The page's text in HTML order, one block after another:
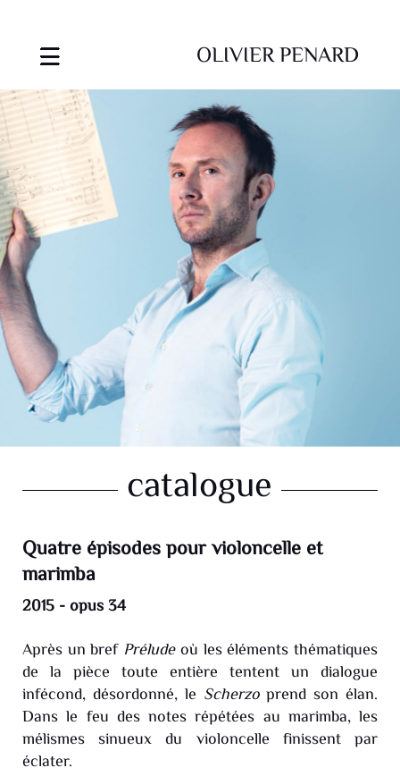
OLIVIER PENARD
catalogue
Quatre épisodes pour violoncelle et
marimba
2015 - opus 34
Après un bref Préludeoù les éléments thématiques
de la pièce toute entière tentent un dialogue
infécond, désordonné, le Scherzoprend son élan.
Dans le feu des notes répétées au marimba, les
mélismes sinueux du violoncelle finissent par
éclater.